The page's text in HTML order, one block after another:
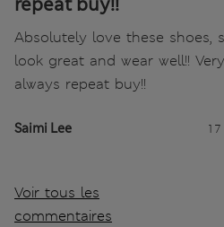
repeat buy!!
Absolutely love these shoes,
look great and wear well!!
always repeat buy!!
Saimi Lee
Voir tous les
commentaires